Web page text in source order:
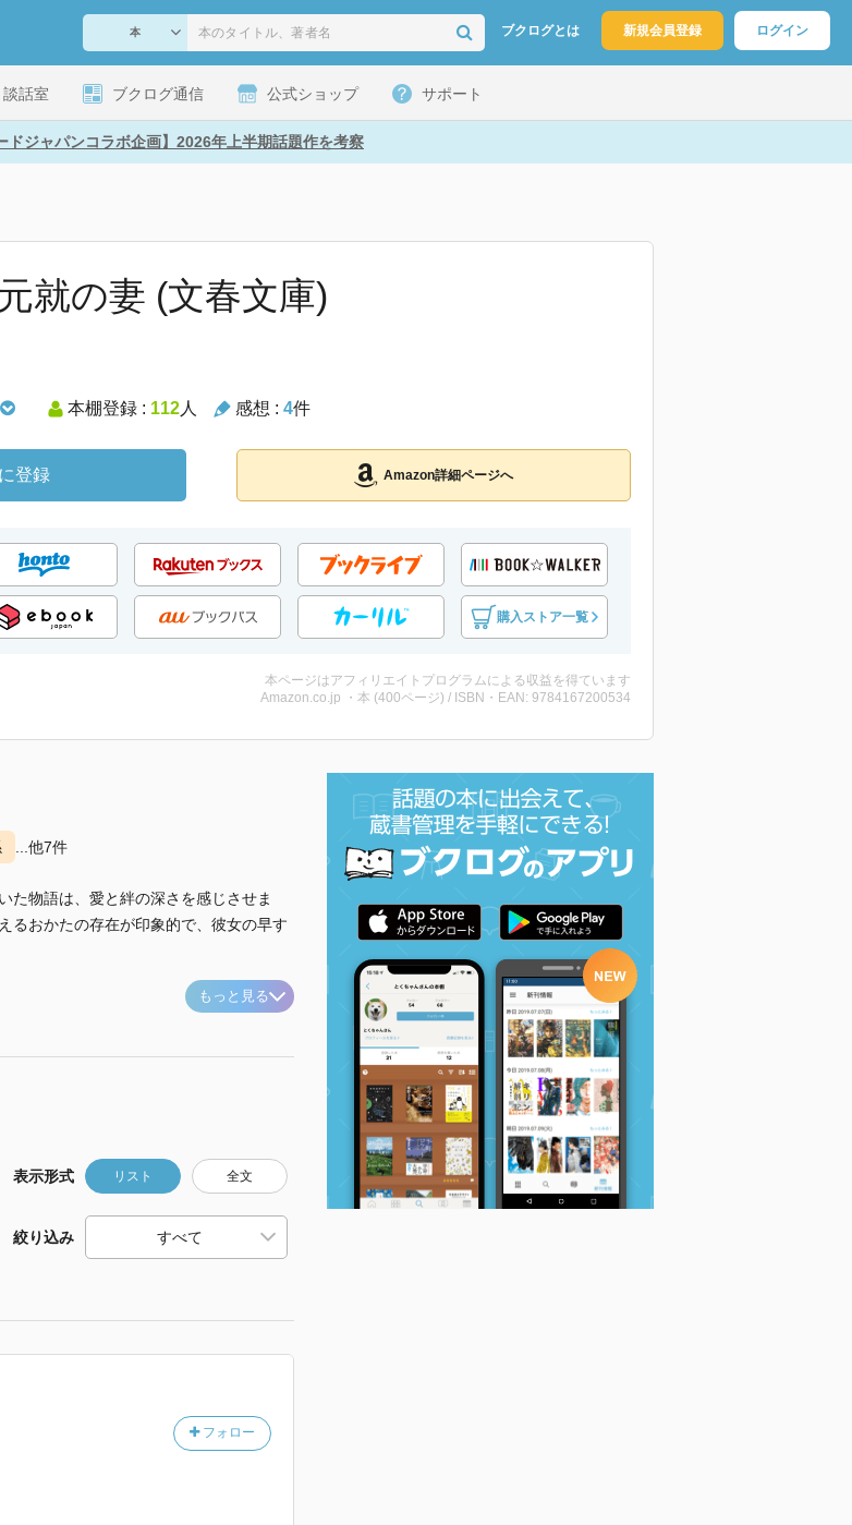
ブクログとは 新規会員登録 ログイン
談話室 ブクログ通信 公式ショップ サポート
ドジャパンコラボ企画】2026年上半期話題作を考察
就の妻 (文春文庫)
本棚登録 : 112人 感想 : 4件
登録 Amazon詳細ページへ
購入ストア一覧
本ページはアフィリエイトプログラムによる収益を得ています
Amazon.co.jp ・本 (400ページ) / ISBN・EAN: 9784167200534
...他7件
た物語は、愛と絆の深さを感じさせま
るおかたの存在が印象的で、彼女の早す
もっと見る
表示形式 リスト 全文
絞り込み
フォロー